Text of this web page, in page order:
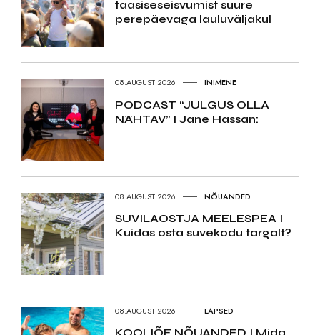
taasiseseisvumist suure
perepäevaga lauluväljakul
08.AUGUST 2026 INIMENE
PODCAST “JULGUS OLLA
NÄHTAV” I Jane Hassan:
08.AUGUST 2026 NÕUANDED
SUVILAOSTJA MEELESPEA I
Kuidas osta suvekodu targalt?
08.AUGUST 2026 LAPSED